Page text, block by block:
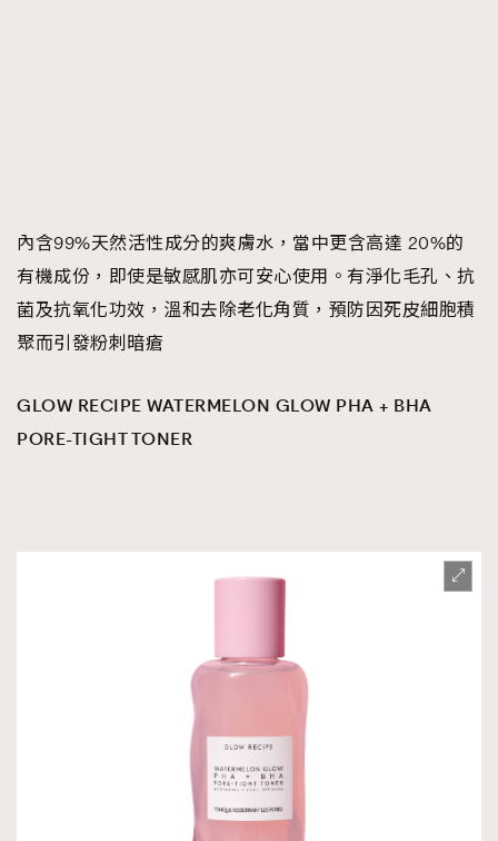
內含99%天然活性成分的爽膚水，當中更含高達 20%的
有機成份，即使是敏感肌亦可安心使用。有淨化毛孔、抗
菌及抗氧化功效，溫和去除老化角質，預防因死皮細胞積
聚而引發粉刺暗瘡
GLOW RECIPE WATERMELON GLOW PHA + BHA
PORE-TIGHT TONER